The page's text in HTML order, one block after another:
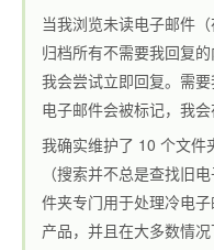
当我浏览未读电子邮件
归档所有不需要我回复
我会尝试立即回复。需
电子邮件会被标记，我
我确实维护了 10 个文件
（搜索并不总是查找旧
件夹专门用于处理冷电
产品，并且在大多数情